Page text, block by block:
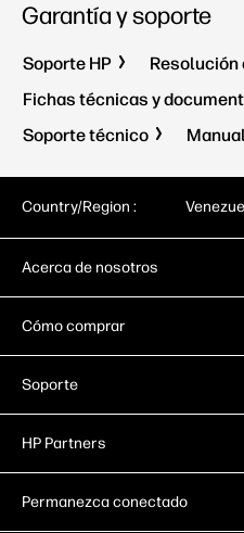
Garantía y soporte
Soporte HP
Resolución
Fichas técnicas y
Soporte técnico
Country/Region :
Acerca de nosotros
Cómo comprar
Soporte
HP Partners
Permanezca conectado